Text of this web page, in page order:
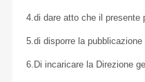
4.di dare atto che il presente
5.di disporre la
6.Di incaricare la Direzione